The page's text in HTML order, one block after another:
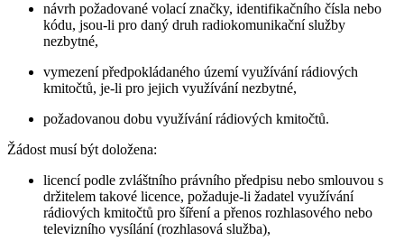
návrh požadované volací značky, identifikačního čísla nebo
kódu, jsou-li pro daný druh radiokomunikační služby
nezbytné,
vymezení předpokládaného území využívání rádiových
kmitočtů, je-li pro jejich využívání nezbytné,
požadovanou dobu využívání rádiových kmitočtů.
Žádost musí být doložena:
licencí podle zvláštního právního předpisu nebo smlouvou s
držitelem takové licence, požaduje-li žadatel využívání
rádiových kmitočtů pro šíření a přenos rozhlasového nebo
televizního vysílání (rozhlasová služba),